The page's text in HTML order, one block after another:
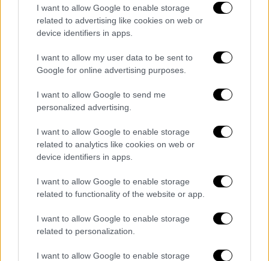
I want to allow Google to enable storage
related to advertising like cookies on web or
device identifiers in apps.
I want to allow my user data to be sent to
Google for online advertising purposes.
I want to allow Google to send me
personalized advertising.
I want to allow Google to enable storage
related to analytics like cookies on web or
device identifiers in apps.
I want to allow Google to enable storage
related to functionality of the website or app.
I want to allow Google to enable storage
related to personalization.
I want to allow Google to enable storage
ότι η επιδρομή «δεν έπληξε κάποια
σημαντική στρατηγική στρατιωτική
το ρεπορτάζ» και ανέφερε ότι η Μόσχα
αναμένει την αντίδραση των διεθνών
οργανισμών».